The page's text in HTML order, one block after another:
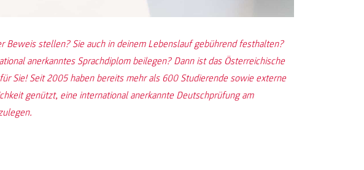
Beweis stellen? Sie auch in deinem Lebenslauf gebührend festhalten?
anerkanntes Sprachdiplom beilegen? Dann ist das Österreichische
Sie! Seit 2005 haben bereits mehr als 600 Studierende sowie externe
genützt, eine international anerkannte Deutschprüfung am